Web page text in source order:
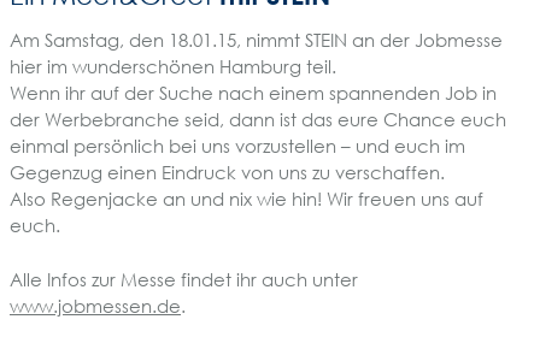
Am Samstag, den 18.01.15, nimmt STEIN an der Jobmesse
hier im wunderschönen Hamburg teil.
Wenn ihr auf der Suche nach einem spannenden Job in
der Werbebranche seid, dann ist das eure Chance euch
einmal persönlich bei uns vorzustellen – und euch im
Gegenzug einen Eindruck von uns zu verschaffen.
Also Regenjacke an und nix wie hin! Wir freuen uns auf
euch.
Alle Infos zur Messe findet ihr auch unter
www.jobmessen.de.